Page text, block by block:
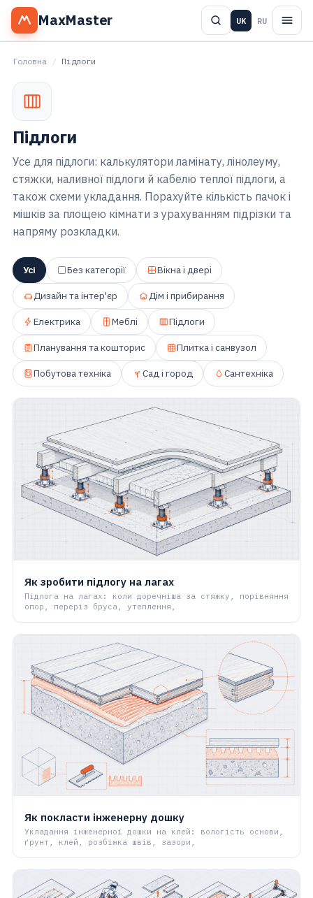
MaxMaster UK RU
Головна / Підлоги
Підлоги
Усе для підлоги: калькулятори ламінату, лінолеуму,
стяжки, наливної підлоги й кабелю теплої підлоги, а
також схеми укладання. Порахуйте кількість пачок і
мішків за площею кімнати з урахуванням підрізки та
напряму розкладки.
Усі Без категорії Вікна і двері
Дизайн та інтер'єр Дім і прибирання
Електрика Меблі Підлоги
Планування та кошторис Плитка і санвузол
Побутова техніка Сад і город Сантехніка
Як зробити підлогу на лагах
Підлога на лагах: коли доречніша за стяжку, порівняння
опор, переріз бруса, утеплення,
Як покласти інженерну дошку
Укладання інженерної дошки на клей: вологість основи,
ґрунт, клей, розбіжка швів, зазори,